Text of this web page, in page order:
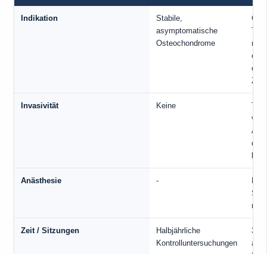
Indikation
Stabile,
asymptomatische
Osteochondrome
Invasivität Keine
des
Anästhesie -
Zeit / Sitzungen
Halbjährliche
Kontrolluntersuchungen
30-